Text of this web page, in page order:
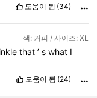
도움이 됨 (34)
색: 커피 / 사이즈: XL
that ’ s what I
도움이 됨 (24)